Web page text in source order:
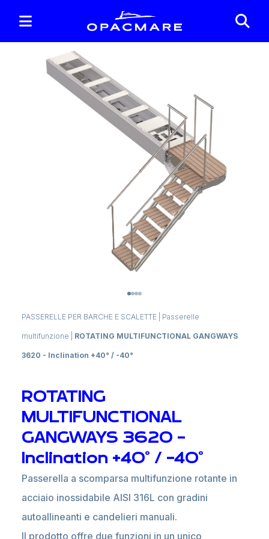
PASSERELLE PER BARCHE E SCALETTE Passerelle
multifunzione ROTATING MULTIFUNCTIONAL GANGWAYS
3620 - Inclination +40° / -40°
ROTATING
MULTIFUNCTIONAL
GANGWAYS 3620 -
Inclination +40° / -40°
Passerella a scomparsa multifunzione rotante in
acciaio inossidabile AISI 316L con gradini
autoallineanti e candelieri manuali.
Il prodotto offre due funzioni in un unico